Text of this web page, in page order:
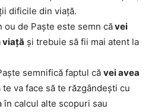
dificile din viață.
ou de Paște este semn căvei
viață și trebuie să fii mai atent la
semnifică faptul că vei avea
te va face să te răzgândești cu
calcul alte scopuri sau